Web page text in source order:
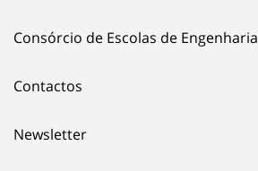
Consórcio de Escolas de Engenharia
Contactos
Newsletter